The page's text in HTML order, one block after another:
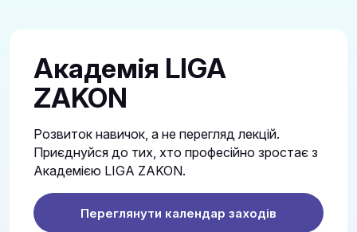
Академія LIGA
ZAKON
Розвиток навичок, а не перегляд лекцій.
Приєднуйся до тих, хто професійно зростає з
Академією LIGA ZAKON.
Переглянути календар заходів